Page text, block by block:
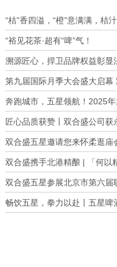
“桔”香四溢，“橙”意满满，桔
“裕见花茶·超有“啤”气！
第九届国际月季大会盛大启幕
奔跑城市，五星领航！2025
匠心品质获赞丨双合盛公司
双合盛五星邀请您来怀柔逛庙
双合盛携手北港精酿 | 「何以
畅饮五星，拳力以赴丨五星啤